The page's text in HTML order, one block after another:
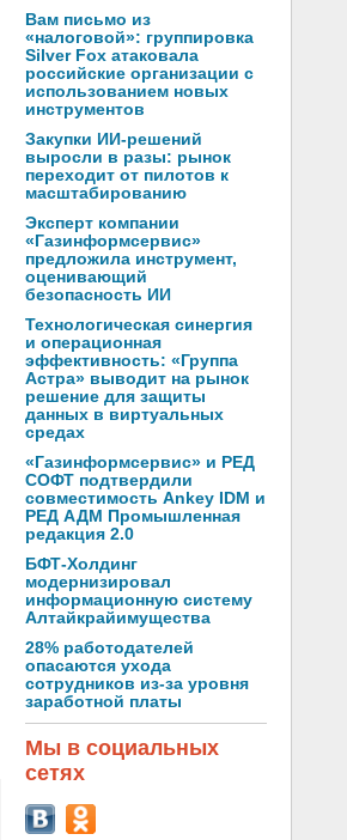
Вам письмо из
«налоговой»: группировка
Silver Fox атаковала
российские организации с
использованием новых
инструментов
Закупки ИИ-решений
выросли в разы: рынок
переходит от пилотов к
масштабированию
Эксперт компании
«Газинформсервис»
предложила инструмент,
оценивающий
безопасность ИИ
Технологическая синергия
и операционная
эффективность: «Группа
Астра» выводит на рынок
решение для защиты
данных в виртуальных
средах
«Газинформсервис» и РЕД
СОФТ подтвердили
совместимость Ankey IDM и
РЕД АДМ Промышленная
редакция 2.0
БФТ-Холдинг
модернизировал
информационную систему
Алтайкрайимущества
28% работодателей
опасаются ухода
сотрудников из-за уровня
заработной платы
Мы в социальных
сетях